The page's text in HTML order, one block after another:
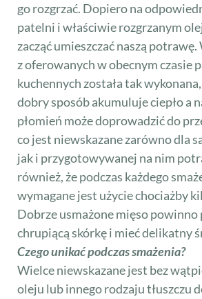
go rozgrzać. Dopiero na
patelni i właściwie rozgrzanym
zacząć umieszczać naszą
z oferowanych w obecnym czasie
kuchennych została tak
dobry sposób akumuluje ciepło a
płomień może doprowadzić do
co jest niewskazane zarówno dla
jak i przygotowywanej na nim
również, że podczas każdego
wymagane jest użycie chociażby
Dobrze usmażone mięso powinno
chrupiącą skórkę i mieć delikatny
Czego unikać podczas smażenia?
Wielce niewskazane jest bez
oleju lub innego rodzaju tłuszczu